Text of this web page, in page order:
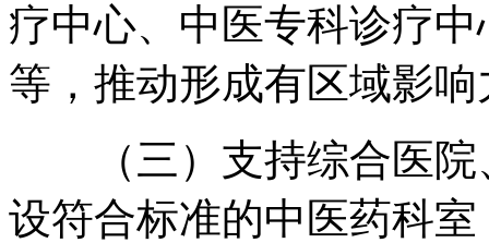
疗中心、中医专科诊疗
等 ， 推动形成有区域影
（三）支持综合医院
设符合标准的中医药科室